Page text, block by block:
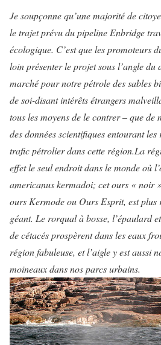
Je soupçonne qu’une majorité de
le trajet prévu du pipeline Enbridge
écologique. C’est que les promoteurs
loin présenter le projet sous l’angle du
marché pour notre pétrole des sables
de soi-disant intérêts étrangers
tous les moyens de le contrer – que de
des données scientifiques entourant les
trafic pétrolier dans cette région.La
effet le seul endroit dans le monde où
americanus kermadoi; cet ours « noir
ours Kermode ou Ours Esprit, est plus
géant. Le rorqual à bosse, l’épaulard
de cétacés prospèrent dans les eaux
région fabuleuse, et l’aigle y est aussi
moineaux dans nos parcs urbains.